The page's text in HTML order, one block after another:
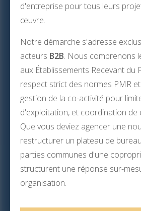
d'entreprise pour tous leurs
œuvre.
Notre démarche s'adresse
acteurs B2B. Nous comprenons
aux Établissements Recevant du
respect strict des normes PMR
gestion de la co-activité pour
d'exploitation, et coordination de
Que vous deviez agencer une
restructurer un plateau de
parties communes d'une
structurent une réponse sur-
organisation.